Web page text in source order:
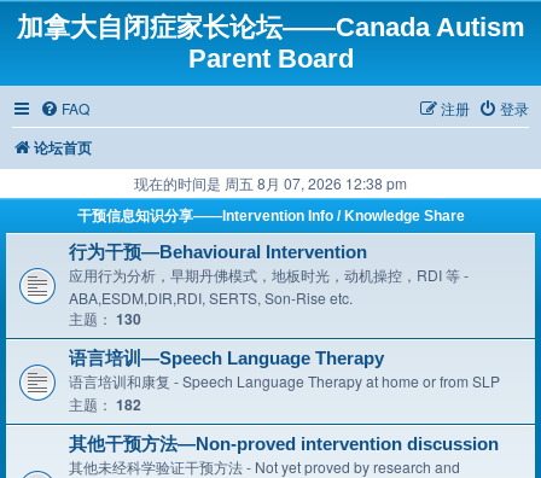
加拿大自闭症家长论坛——Canada Autism
Parent Board
FAQ 登录
注册
论坛首页
现在的时间是 周五 8月 07, 2026 12:38 pm
干预信息知识分享——Intervention Info / Knowledge Share
行为干预—Behavioural Intervention
应用行为分析，早期丹佛模式，地板时光，动机操控，RDI 等 -
ABA,ESDM,DIR,RDI, SERTS, Son-Rise etc.
主题： 130
语言培训—Speech Language Therapy
语言培训和康复 - Speech Language Therapy at home or from SLP
主题： 182
其他干预方法—Non-proved intervention discussion
其他未经科学验证干预方法 - Not yet proved by research and